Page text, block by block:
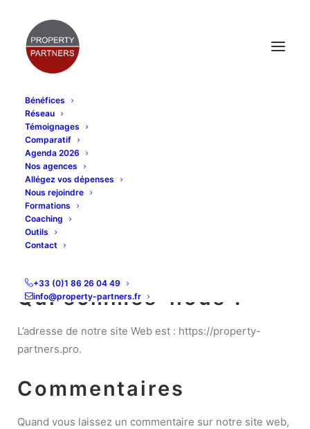
Bénéfices
Réseau
Témoignages
Comparatif
Agenda 2026
Nos agences
Allégez vos dépenses
Nous rejoindre
Formations
Coaching
Outils
Contact
+33 (0)1 86 26 04 49
info@property-partners.fr
CONFIDENTIALITÉ
Qui sommes-nous ?
L’adresse de notre site Web est : https://property-
partners.pro.
Commentaires
Quand vous laissez un commentaire sur notre site web,